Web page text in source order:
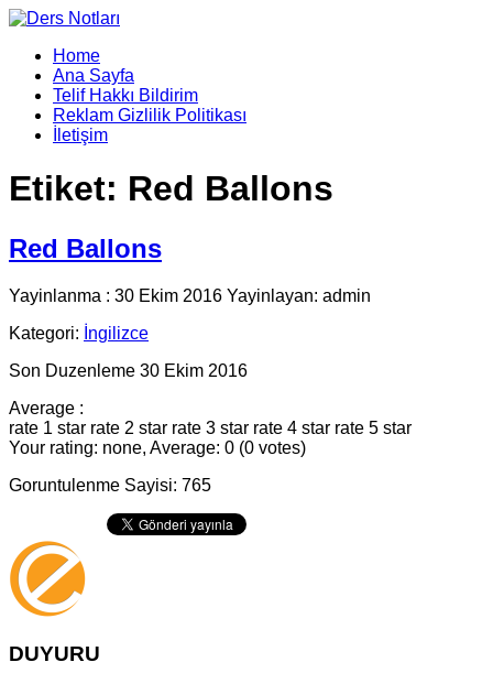
Home
Ana Sayfa
Telif Hakkı Bildirim
Reklam Gizlilik Politikası
İletişim
Etiket: Red Ballons
Red Ballons
Yayinlanma : 30 Ekim 2016 Yayinlayan: admin
Kategori: İngilizce
Son Duzenleme 30 Ekim 2016
Average :
rate 1 star rate 2 star rate 3 star rate 4 star rate 5 star
Your rating: none, Average: 0 (0 votes)
Goruntulenme Sayisi: 765
DUYURU